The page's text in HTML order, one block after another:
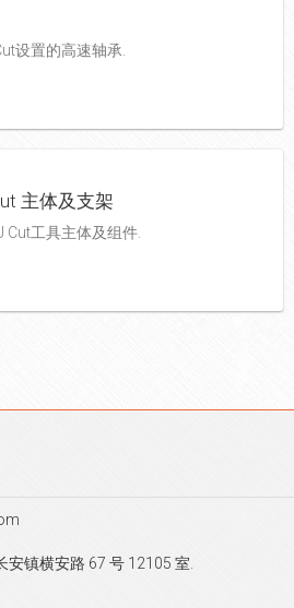
设置的高速轴承.
主体及支架
Cut工具主体及组件.
镇横安路 67 号 12105 室.